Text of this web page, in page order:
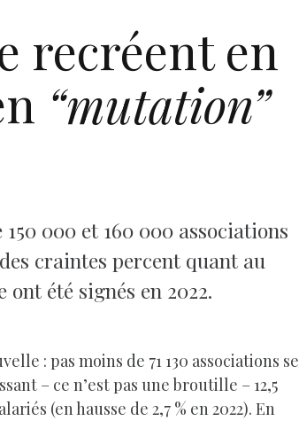
recréent en
“mutation”
000 et 160 000 associations
craintes percent quant au
été signés en 2022.
: pas moins de 71 130 associations se
– ce n’est pas une broutille – 12,5
(en hausse de 2,7 % en 2022). En